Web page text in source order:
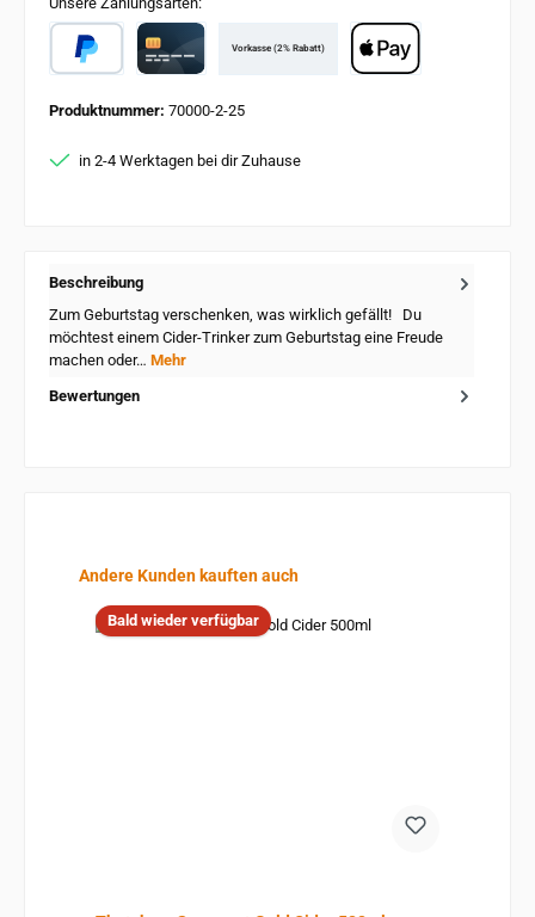
Vorkasse (2% Rabatt)
Produktnummer: 70000-2-25
in 2-4 Werktagen bei dir Zuhause
Beschreibung
Zum Geburtstag verschenken, was wirklich gefällt! Du
möchtest einem Cider-Trinker zum Geburtstag eine Freude
machen oder… Mehr
Bewertungen
Produktgalerie überspringen
Andere Kunden kauften auch
Bald wieder verfügbar